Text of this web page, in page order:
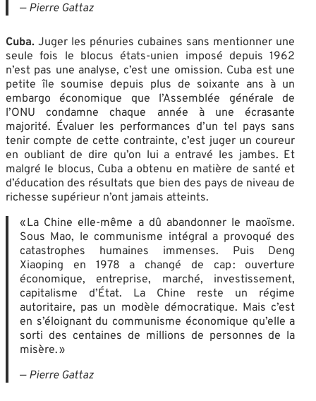
— Pierre Gattaz
Cuba. Juger les pénuries cubaines sans mentionner une
seule fois le blocus états-unien imposé depuis 1962
n’est pas une analyse, c’est une omission. Cuba est une
petite île soumise depuis plus de soixante ans à un
embargo économique que l’Assemblée générale de
l’ONU condamne chaque année à une écrasante
majorité. Évaluer les performances d’un tel pays sans
tenir compte de cette contrainte, c’est juger un coureur
en oubliant de dire qu’on lui a entravé les jambes. Et
malgré le blocus, Cuba a obtenu en matière de santé et
d’éducation des résultats que bien des pays de niveau de
richesse supérieur n’ont jamais atteints.
« La Chine elle-même a dû abandonner le maoïsme.
Sous Mao, le communisme intégral a provoqué des
catastrophes humaines immenses. Puis Deng
Xiaoping en 1978 a changé de cap : ouverture
économique, entreprise, marché, investissement,
capitalisme d’État. La Chine reste un régime
autoritaire, pas un modèle démocratique. Mais c’est
en s’éloignant du communisme économique qu’elle a
sorti des centaines de millions de personnes de la
misère. »
— Pierre Gattaz